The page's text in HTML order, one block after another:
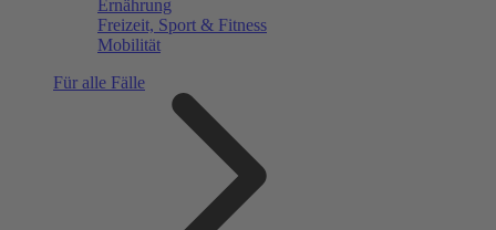
Ernährung
Freizeit, Sport & Fitness
Mobilität
Für alle Fälle